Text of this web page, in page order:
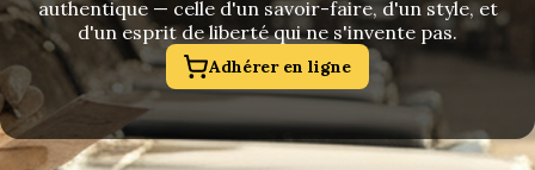
authentique — celle d'un savoir-faire, d'un style, et
d'un esprit de liberté qui ne s'invente pas.
Adhérer en ligne